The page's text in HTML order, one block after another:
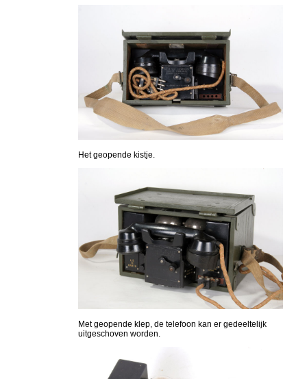
Het geopende kistje.
Met geopende klep, de telefoon kan er gedeeltelijk
uitgeschoven worden.